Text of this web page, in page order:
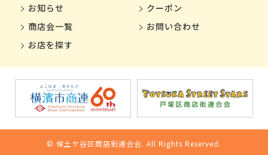
お知らせ
商店会一覧
お店を探す
クーポン
お問い合わせ
© 保土ケ谷区商店街連合会. All Rights Reserved.